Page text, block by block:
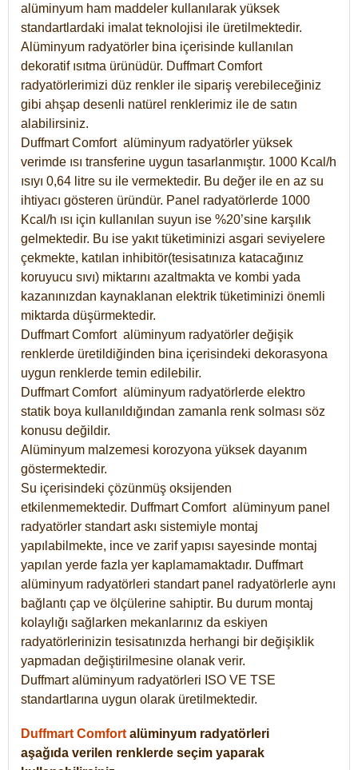
alüminyum ham maddeler kullanılarak yüksek
standartlardaki imalat teknolojisi ile üretilmektedir.
Alüminyum radyatörler bina içerisinde kullanılan
dekoratif ısıtma ürünüdür. Duffmart Comfort
radyatörlerimizi düz renkler ile sipariş verebileceğiniz
gibi ahşap desenli natürel renklerimiz ile de satın
alabilirsiniz.
Duffmart Comfort alüminyum radyatörler yüksek
verimde ısı transferine uygun tasarlanmıştır. 1000 Kcal/h
ısıyı 0,64 litre su ile vermektedir. Bu değer ile en az su
ihtiyacı gösteren üründür. Panel radyatörlerde 1000
Kcal/h ısı için kullanılan suyun ise %20’sine karşılık
gelmektedir. Bu ise yakıt tüketiminizi asgari seviyelere
çekmekte, katılan inhibitör(tesisatınıza katacağınız
koruyucu sıvı) miktarını azaltmakta ve kombi yada
kazanınızdan kaynaklanan elektrik tüketiminizi önemli
miktarda düşürmektedir.
Duffmart Comfort alüminyum radyatörler değişik
renklerde üretildiğinden bina içerisindeki dekorasyona
uygun renklerde temin edilebilir.
DuffmartComfort alüminyum radyatörlerde elektro
statik boya kullanıldığından zamanla renk solması söz
konusu değildir.
Alüminyum malzemesi korozyona yüksek dayanım
göstermektedir.
Su içerisindeki çözünmüş oksijenden
etkilenmemektedir. DuffmartComfort alüminyum panel
radyatörler standart askı sistemiyle montaj
yapılabilmekte, ince ve zarif yapısı sayesinde montaj
yapılan yerde fazla yer kaplamamaktadır. Duffmart
alüminyum radyatörleri standart panel radyatörlerle aynı
bağlantı çap ve ölçülerine sahiptir. Bu durum montaj
kolaylığı sağlarken mekanlarınız da eskiyen
radyatörlerinizin tesisatınızda herhangi bir değişiklik
yapmadan değiştirilmesine olanak verir.
Duffmart alüminyum radyatörleri ISO VE TSE
standartlarına uygun olarak üretilmektedir.
Duffmart Comfort alüminyum radyatörleri
aşağıda verilen renklerde seçim yaparak